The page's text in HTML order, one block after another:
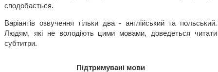
сподобається.
Варіантів озвучення тільки два - англійський та польський.
Людям, які не володіють цими мовами, доведеться читати
субтитри.
Підтримувані мови